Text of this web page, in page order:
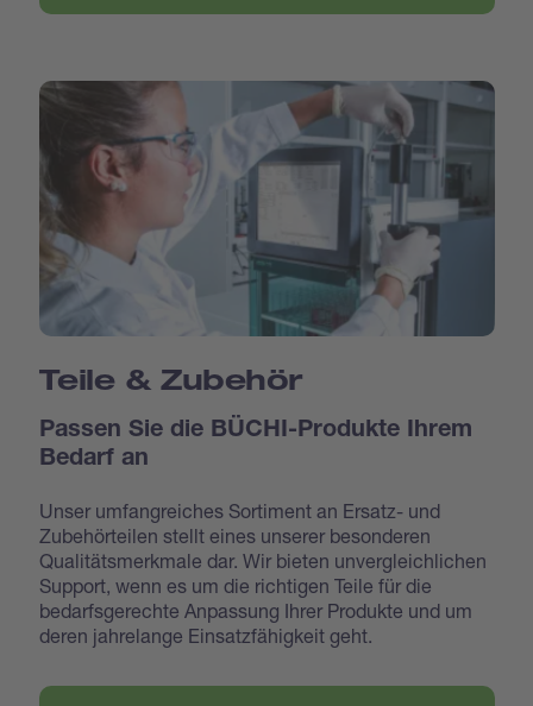
Teile & Zubehör
Passen Sie die BÜCHI-Produkte Ihrem
Bedarf an
Unser umfangreiches Sortiment an Ersatz- und
Zubehörteilen stellt eines unserer besonderen
Qualitätsmerkmale dar. Wir bieten unvergleichlichen
Support, wenn es um die richtigen Teile für die
bedarfsgerechte Anpassung Ihrer Produkte und um
deren jahrelange Einsatzfähigkeit geht.